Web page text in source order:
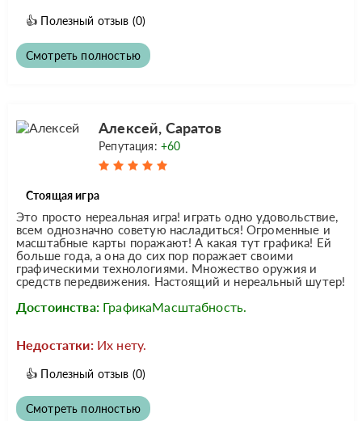
👍 Полезный отзыв (0)
Смотреть полностью
Алексей, Саратов
Репутация: +60
Стоящая игра
Это просто нереальная игра! играть одно удовольствие,
всем однозначно советую насладиться! Огроменные и
масштабные карты поражают! А какая тут графика! Ей
больше года, а она до сих пор поражает своими
графическими технологиями. Множество оружия и
средств передвижения. Настоящий и нереальный шутер!
Достоинства: ГрафикаМасштабность.
Недостатки: Их нету.
👍 Полезный отзыв (0)
Смотреть полностью